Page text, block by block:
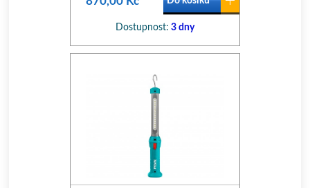
Dostupnost: 3 dny